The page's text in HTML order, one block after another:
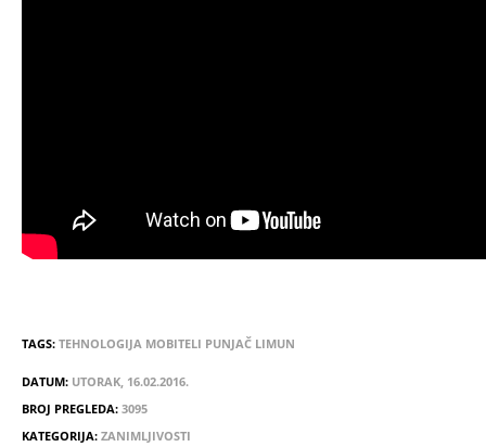
TAGS: TEHNOLOGIJA MOBITELI PUNJAČ LIMUN
DATUM: UTORAK, 16.02.2016.
BROJ PREGLEDA: 3095
KATEGORIJA: ZANIMLJIVOSTI